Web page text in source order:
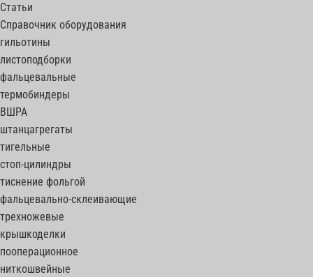
Статьи
Справочник оборудования
гильотины
листоподборки
фальцевальные
термобиндеры
ВШРА
штанцагрегаты
тигельные
стоп-цилиндры
тиснение фольгой
фальцевально-склеивающие
трехножевые
крышкоделки
пооперационное
ниткошвейные